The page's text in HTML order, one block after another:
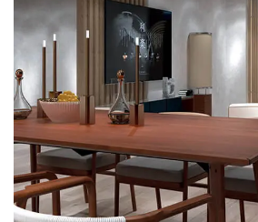
Showroom
NỘI THẤT